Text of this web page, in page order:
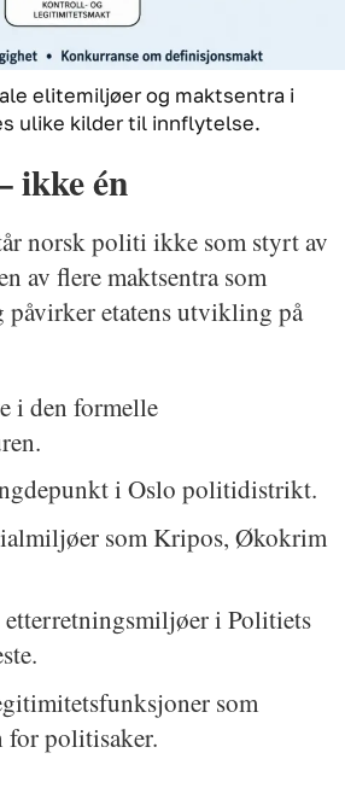
elitemiljøer og maktsentra i
ulike kilder til innflytelse.
ikke én
norsk politi ikke som styrt av
av flere maktsentra som
etatens utvikling på
i den formelle
i Oslo politidistrikt.
som Kripos, Økokrim
i Politiets
som
for politisaker.